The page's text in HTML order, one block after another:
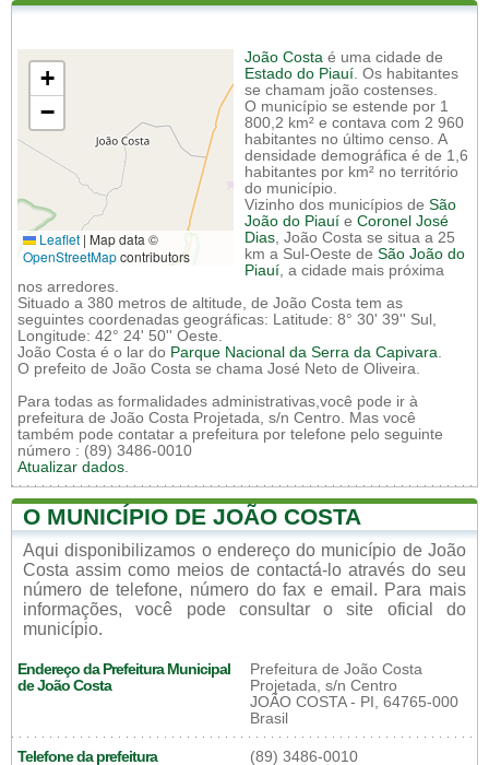
+
−
Leaflet | Map data ©
OpenStreetMapcontributors
João Costa é uma cidade de
Estado do Piauí. Os habitantes
se chamam joão costenses.
O município se estende por 1
800,2 km² e contava com 2 960
habitantes no último censo. A
densidade demográfica é de 1,6
habitantes por km² no território
do município.
Vizinho dos municípios de São
João do Piauí e Coronel José
Dias, João Costa se situa a 25
km a Sul-Oeste de São João do
Piauí, a cidade mais próxima
nos arredores.
Situado a 380 metros de altitude, de João Costa tem as
seguintes coordenadas geográficas: Latitude: 8° 30' 39'' Sul,
Longitude: 42° 24' 50'' Oeste.
João Costa é o lar do Parque Nacional da Serra da Capivara.
O prefeito de João Costa se chama José Neto de Oliveira.
Para todas as formalidades administrativas,você pode ir à
prefeitura de João Costa Projetada, s/n Centro. Mas você
também pode contatar a prefeitura por telefone pelo seguinte
número : (89) 3486-0010
Atualizar dados.
O MUNICÍPIO DE JOÃO COSTA
Aqui disponibilizamos o endereço do município de João
Costa assim como meios de contactá-lo através do seu
número de telefone, número do fax e email. Para mais
informações, você pode consultar o site oficial do
município.
Endereço da Prefeitura Municipal
de João Costa
Prefeitura de João Costa
Projetada, s/n Centro
JOÃO COSTA - PI, 64765-000
Brasil
Telefone da prefeitura
(89) 3486-0010